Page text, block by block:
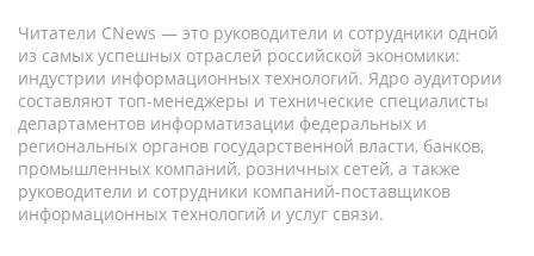
Читатели CNews — это руководители и сотрудники одной
из самых успешных отраслей российской экономики:
индустрии информационных технологий. Ядро аудитории
составляют топ-менеджеры и технические специалисты
департаментов информатизации федеральных и
региональных органов государственной власти, банков,
промышленных компаний, розничных сетей, а также
руководители и сотрудники компаний-поставщиков
информационных технологий и услуг связи.